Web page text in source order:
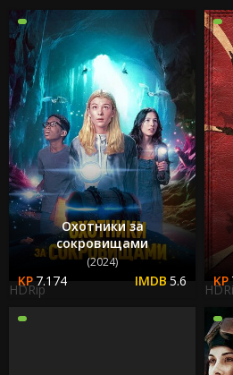
Охотники за
сокровищами
(2024)
7.174 5.6
HDRip